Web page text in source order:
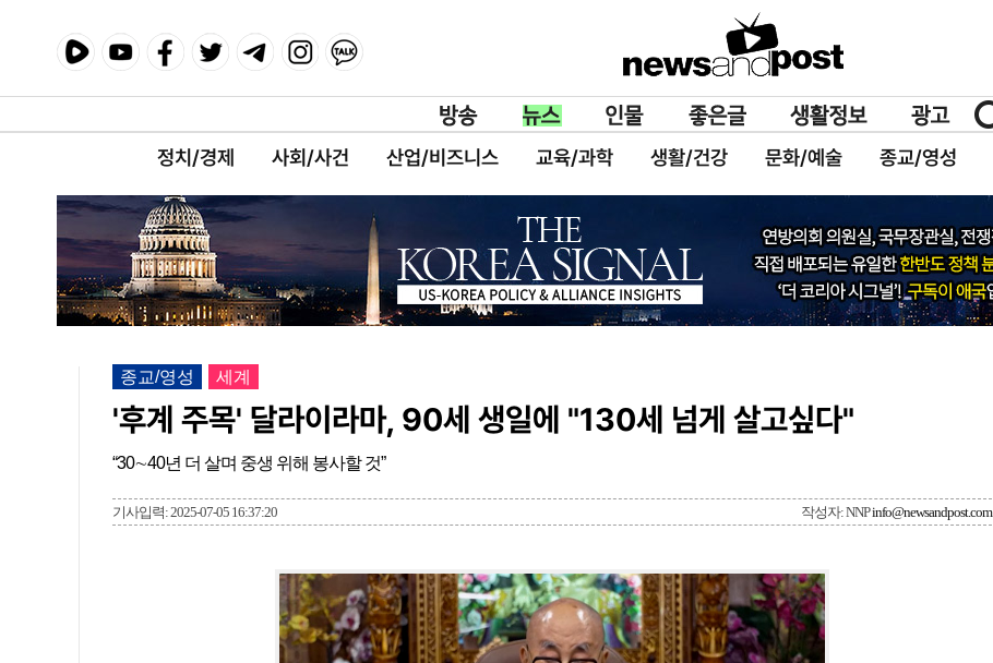
정치/경제 사회/사건 산업/비즈니스 교육/과학 생활/건강 문화/예술 종교/영성
종교/영성 세계
'후계 주목' 달라이라마, 90세 생일에 "130세 넘게 살고싶다"
“30∼40년 더 살며 중생 위해 봉사할 것”
기사입력: 2025-07-05 16:37:20 작성자: NNPinfo@newsandpost.com